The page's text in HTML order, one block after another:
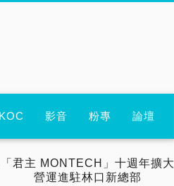
影音 粉專 論壇
「君主 MONTECH」十週年擴大
營運進駐林口新總部